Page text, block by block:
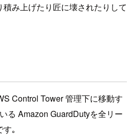
み上げたり匠に壊されたりして
Control Tower 管理下に移動す
る Amazon GuardDutyを全リー
｡